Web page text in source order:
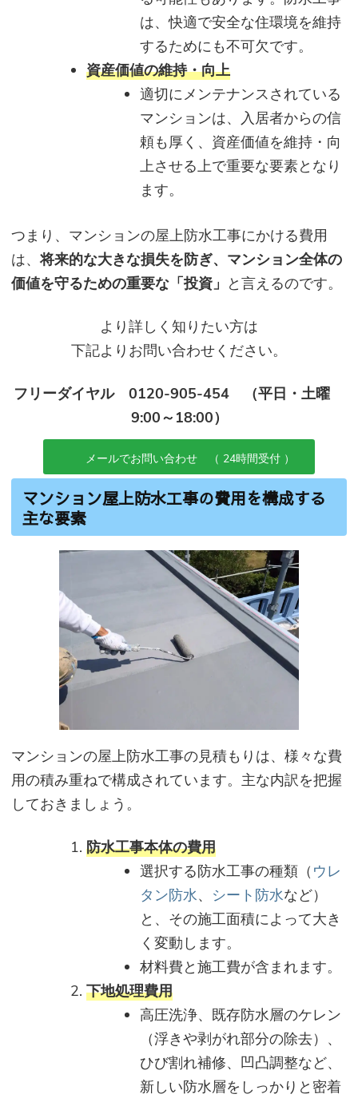
は、快適で安全な住環境を維持
するためにも不可欠です。
資産価値の維持・向上
適切にメンテナンスされている
マンションは、入居者からの信
頼も厚く、資産価値を維持・向
上させる上で重要な要素となり
ます。
つまり、マンションの屋上防水工事にかける費用
は、 将来的な大きな損失を防ぎ、マンション全体の
価値を守るための重要な「投資」 と言えるのです。
より詳しく知りたい方は
下記よりお問い合わせください。
フリーダイヤル 0120-905-454 （平日・土曜
9:00～18:00）
メールでお問い合わせ （ 24時間受付 ）
マンション屋上防水工事の費用を構成する
主な要素
マンションの屋上防水工事の見積もりは、様々な費
用の積み重ねで構成されています。主な内訳を把握
しておきましょう。
防水工事本体の費用
選択する防水工事の種類（ ウレ
タン防水、 シート防水など）
と、その施工面積によって大き
く変動します。
材料費と施工費が含まれます。
下地処理費用
高圧洗浄、既存防水層のケレン
（浮きや剥がれ部分の除去）、
ひび割れ補修、凹凸調整など、
新しい防水層をしっかりと密着